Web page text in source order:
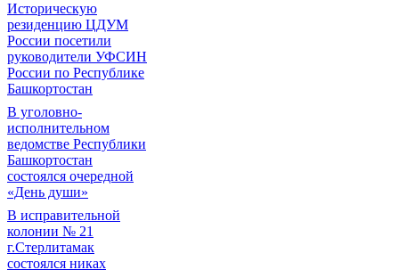
Историческую
резиденцию ЦДУМ
России посетили
руководители УФСИН
России по Республике
Башкортостан
В уголовно-
исполнительном
ведомстве Республики
Башкортостан
состоялся очередной
«День души»
В исправительной
колонии № 21
г.Стерлитамак
состоялся никах